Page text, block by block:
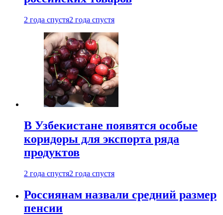
2 года спустя2 года спустя
В Узбекистане появятся особые
коридоры для экспорта ряда
продуктов
2 года спустя2 года спустя
Россиянам назвали средний размер
пенсии